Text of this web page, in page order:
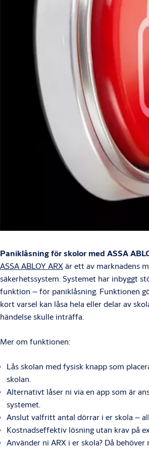
Paniklåsning för skolor med ASSA
ASSA ABLOY ARXär ett av marknadens
säkerhetssystem. Systemet har inbyggt
funktion – för paniklåsning. Funktionen
kort varsel kan låsa hela eller delar av
händelse skulle inträffa.
Mer om funktionen:
Lås skolan med fysisk knapp som
skolan.
Alternativt låser ni via en app som är
systemet.
Anslut valfritt antal dörrar i er skola –
Kostnadseffektiv lösning utan krav på
Använder ni ARX i er skola? Då behöver